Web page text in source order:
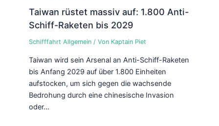
Taiwan rüstet massiv auf: 1.800 Anti-
Schiff-Raketen bis 2029
Schifffahrt Allgemein/ Von Kaptain Piet
Taiwan wird sein Arsenal an Anti-Schiff-Raketen
bis Anfang 2029 auf über 1.800 Einheiten
aufstocken, um sich gegen die wachsende
Bedrohung durch eine chinesische Invasion
oder…